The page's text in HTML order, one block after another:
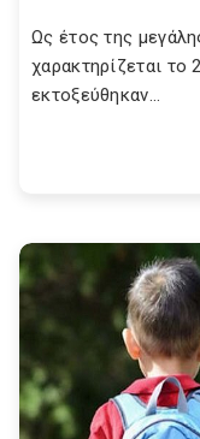
Ως έτος της
χαρακτηρίζεται το
εκτοξεύθηκαν...